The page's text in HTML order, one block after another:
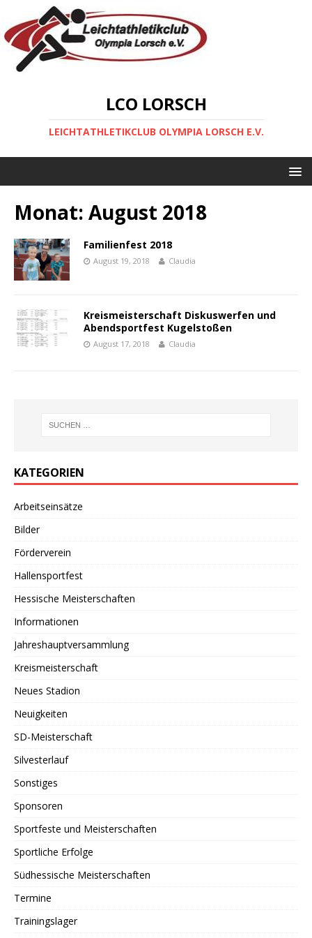
LCO LORSCH
LEICHTATHLETIKCLUB OLYMPIA LORSCH E.V.
Monat: August 2018
Familienfest 2018
August 19, 2018 Claudia
Kreismeisterschaft Diskuswerfen und
Abendsportfest Kugelstoßen
August 17, 2018 Claudia
KATEGORIEN
Arbeitseinsätze
Bilder
Förderverein
Hallensportfest
Hessische Meisterschaften
Informationen
Jahreshauptversammlung
Kreismeisterschaft
Neues Stadion
Neuigkeiten
SD-Meisterschaft
Silvesterlauf
Sonstiges
Sponsoren
Sportfeste und Meisterschaften
Sportliche Erfolge
Südhessische Meisterschaften
Termine
Trainingslager